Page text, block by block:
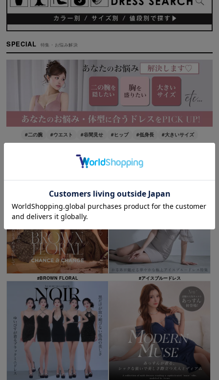
SPECIAL 特集・お悩み解決
#二の腕 #ウエスト #谷間見せ #ヒップ #低身長 #大きいサイズ
#BROWN FLORAL #アイスブルードレス